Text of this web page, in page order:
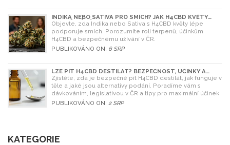
INDIKA NEBO SATIVA PRO SMÍCH? JAK H4CBD KVĚTY
OVLIVŇUJÍ NÁLADU
Objevte, zda Indika nebo Sativa s H4CBD květy lépe
podporuje smích. Porozumíte roli terpenů, účinkům
H4CBD a bezpečnému užívání v ČR.
PUBLIKOVÁNO ON: 6 SRP
LZE PÍT H4CBD DESTILÁT? BEZPEČNOST, ÚČINKY A
LEGISLATIVA V ROCE 2026
Zjistěte, zda je bezpečné pít H4CBD destilát, jak funguje v
těle a jaké jsou alternativy podání. Poradíme vám s
dávkováním, legislativou v ČR a tipy pro maximální účinek.
PUBLIKOVÁNO ON: 2 SRP
KATEGORIE